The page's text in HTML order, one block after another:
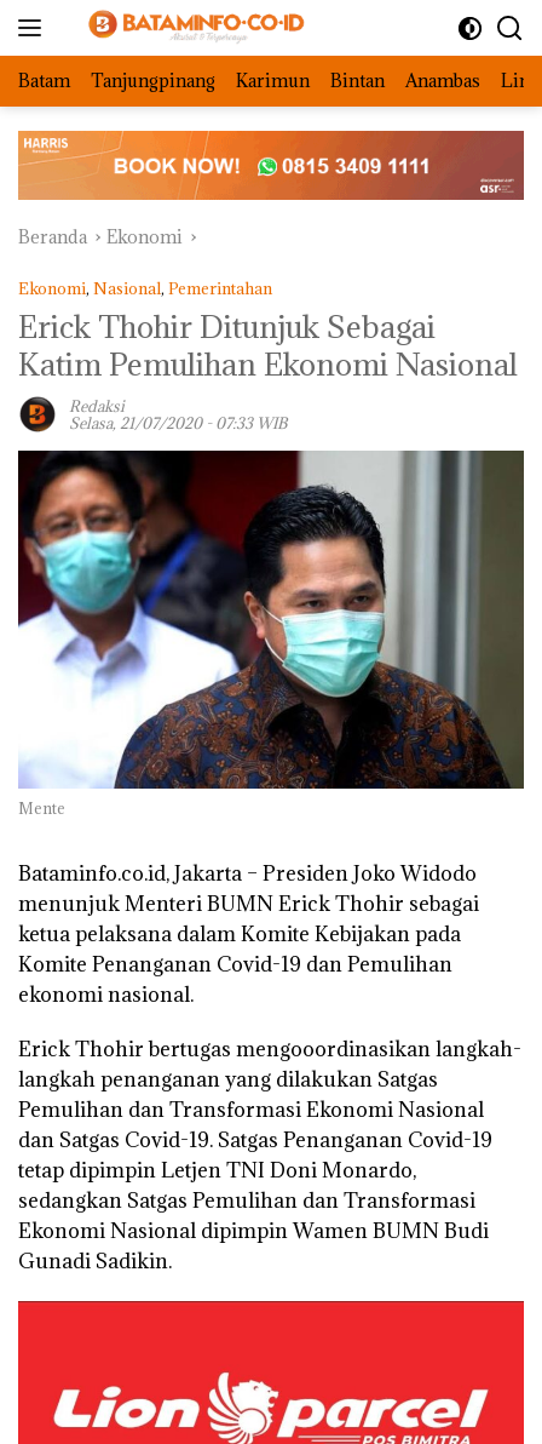
Batam Tanjungpinang Karimun Bintan Anambas
Beranda Ekonomi
Ekonomi, Nasional, Pemerintahan
Erick Thohir Ditunjuk Sebagai
Katim Pemulihan Ekonomi Nasional
Redaksi
Selasa, 21/07/2020 - 07:33 WIB
Mente
Bataminfo.co.id, Jakarta – Presiden Joko Widodo
menunjuk Menteri BUMN Erick Thohir sebagai
ketua pelaksana dalam Komite Kebijakan pada
Komite Penanganan Covid-19 dan Pemulihan
ekonomi nasional.
Erick Thohir bertugas mengooordinasikan langkah-
langkah penanganan yang dilakukan Satgas
Pemulihan dan Transformasi Ekonomi Nasional
dan Satgas Covid-19. Satgas Penanganan Covid-19
tetap dipimpin Letjen TNI Doni Monardo,
sedangkan Satgas Pemulihan dan Transformasi
Ekonomi Nasional dipimpin Wamen BUMN Budi
Gunadi Sadikin.